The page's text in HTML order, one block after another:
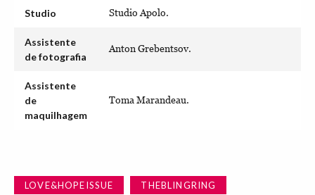
Studio Studio Apolo.
Assistente
de fotografia
Anton Grebentsov.
Assistente
de
maquilhagem
Toma Marandeau.
LOVE&HOPEISSUE
THEBLINGRING